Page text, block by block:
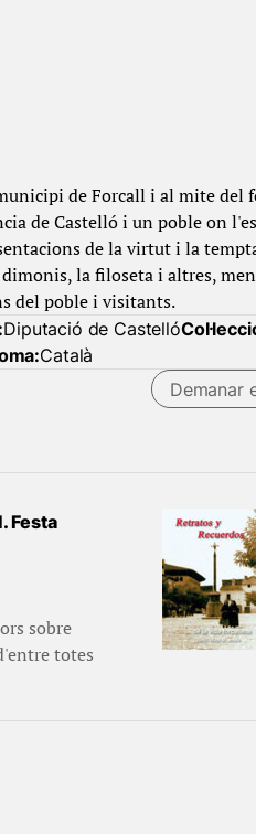
de Forcall i al mite del
de Castelló i un poble on
de la virtut i la
la filoseta i altres,
del poble i visitants.
Diputació de Castelló
Català
Demanar
Festa
sobre
totes